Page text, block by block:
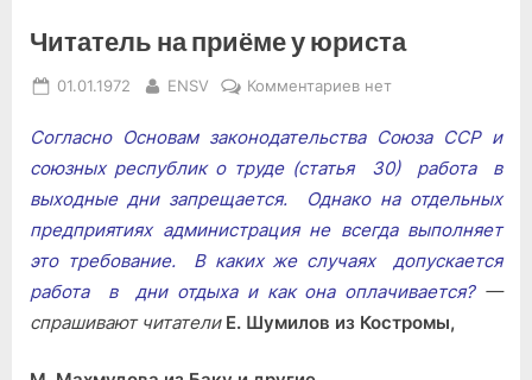
Читатель на приёме у юриста
Posted
01.01.1972 By
ENSV Комментариевк
Читатель
на
юриста
нет
Согласно Основам законодательства Союза ССР и
союзных республик о труде (статья 30) работа в
выходные дни запрещается. Однако на отдельных
предприятиях администрация не всегда выполняет
это требование. В каких же случаях допускается
работа в дни отдыха и как она оплачивается?—
спрашивают читатели Е. Шумилов из Костромы,